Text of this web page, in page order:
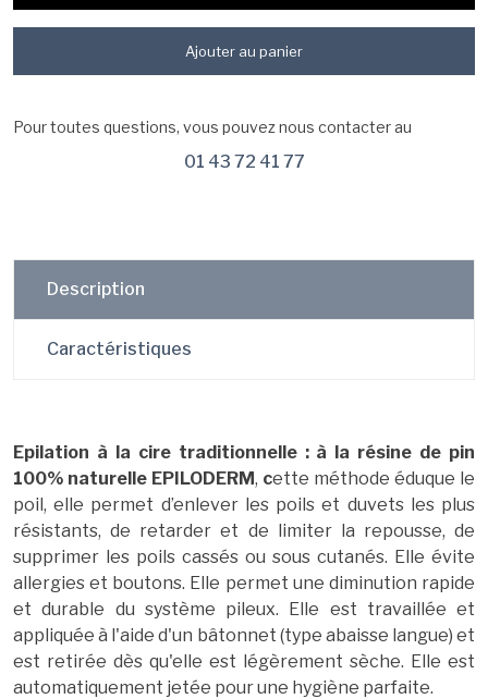
Ajouter au panier
Pour toutes questions, vous pouvez nous contacter au
01 43 72 41 77
Description
Caractéristiques
Epilation à la cire traditionnelle :à la résine de pin
100% naturelle EPILODERM, cette méthode éduque le
poil, elle permet d’enlever les poils et duvets les plus
résistants, de retarder et de limiter la repousse, de
supprimer les poils cassés ou sous cutanés. Elle évite
allergies et boutons. Elle permet une diminution rapide
et durable du système pileux. Elle est travaillée et
appliquée à l'aide d'un bâtonnet (type abaisse langue) et
est retirée dès qu'elle est légèrement sèche. Elle est
automatiquement jetée pour une hygiène parfaite.